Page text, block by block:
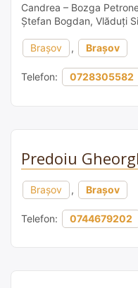
Candrea – Bozga
Ștefan Bogdan, Vlăduți
Brașov , Brașov
Telefon: 0728305582
Predoiu
Brașov , Brașov
Telefon: 0744679202